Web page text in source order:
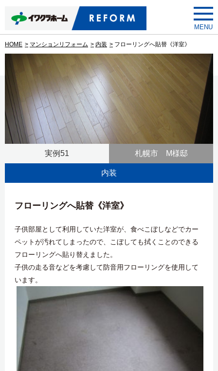
toggle
menu
HOME マンションリフォーム 内装 フローリングへ貼替《洋室》
実例51 札幌市 M様邸
内装
フローリングへ貼替《洋室》
子供部屋として利用していた洋室が、食べこぼしなどでカー
ペットが汚れてしまったので、こぼしても拭くことのできる
フローリングへ貼り替えました。
子供の走る音などを考慮して防音用フローリングを使用して
います。